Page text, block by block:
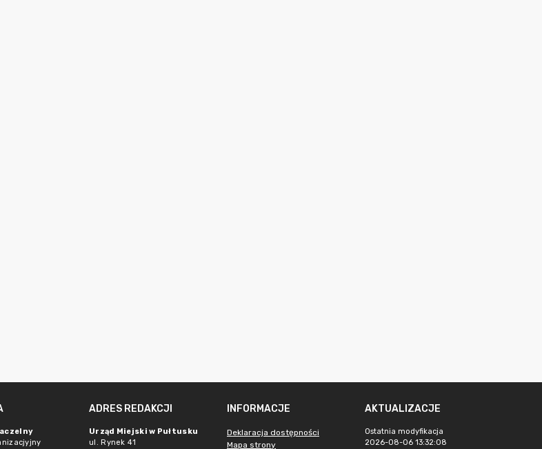
ADRES REDAKCJI
Urząd Miejski w Pułtusku
ul. Rynek 41
INFORMACJE
Deklaracja dostępności
Mapa strony
AKTUALIZACJE
Ostatnia modyfikacja
2026-08-06 13:32:08